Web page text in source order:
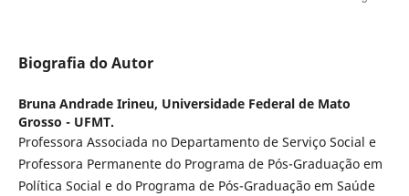
Biografia do Autor
Bruna Andrade Irineu, Universidade Federal de Mato
Grosso - UFMT.
Professora Associada no Departamento de Serviço Social e
Professora Permanente do Programa de Pós-Graduação em
Política Social e do Programa de Pós-Graduação em Saúde